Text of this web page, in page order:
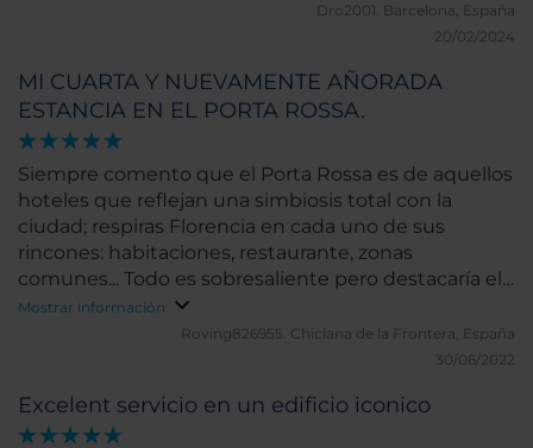
Dro2001. Barcelona, España
20/02/2024
MI CUARTA Y NUEVAMENTE AÑORADA
ESTANCIA EN EL PORTA ROSSA.
Siempre comento que el Porta Rossa es de aquellos
hoteles que reflejan una simbiosis total con la
ciudad; respiras Florencia en cada uno de sus
rincones: habitaciones, restaurante, zonas
comunes... Todo es sobresaliente pero destacaría el
trato que cada uno de sus empleados dispensa a los
clientes, que es inigualable, desde Cristina en su
diario servicio en los desayunos, de su Relaciones
grata sorpresa y alegría de conocer a un Director y
llevarme un amigo, David Fraga, magnífico
Mostrar información
Roving826955. Chiclana de la Frontera, España
30/06/2022
Excelent servicio en un edificio iconico